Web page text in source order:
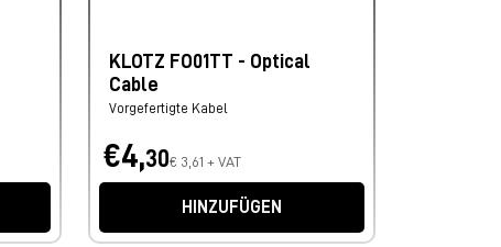
KLOTZ FO01TT - Optical
Cable
Vorgefertigte Kabel
€4,30€ 3,61 + VAT
HINZUFÜGEN